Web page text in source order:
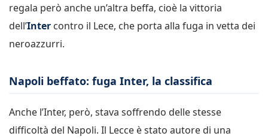
regala però anche un’altra beffa, cioè la vittoria
dell’Inter contro il Lece, che porta alla fuga in vetta dei
neroazzurri.
Napoli beffato: fuga Inter, la classifica
Anche l’Inter, però, stava soffrendo delle stesse
difficoltà del Napoli. Il Lecce è stato autore di una